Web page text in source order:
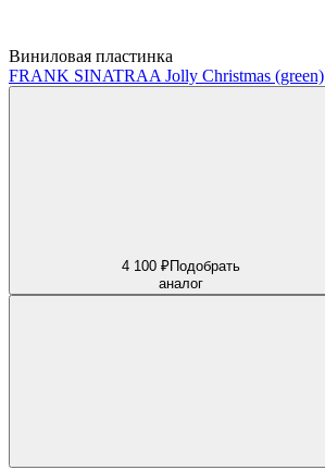
Виниловая пластинка
FRANK SINATRAA Jolly Christmas (green)
4 100 ₽Подобрать
аналог